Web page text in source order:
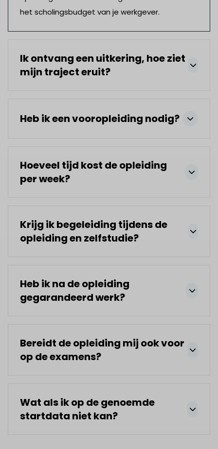
het scholingsbudget van je werkgever.
Ik ontvang een uitkering, hoe ziet
mijn traject eruit?
Heb ik een vooropleiding nodig?
Hoeveel tijd kost de opleiding
per week?
Krijg ik begeleiding tijdens de
opleiding en zelfstudie?
Heb ik na de opleiding
gegarandeerd werk?
Bereidt de opleiding mij ook voor
op de examens?
Wat als ik op de genoemde
startdata niet kan?